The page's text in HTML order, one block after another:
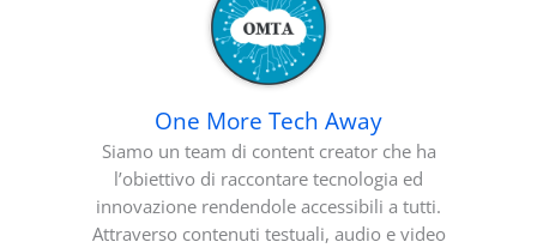
One More Tech Away
Siamo un team di content creator che ha
l’obiettivo di raccontare tecnologia ed
innovazione rendendole accessibili a tutti.
Attraverso contenuti testuali, audio e video